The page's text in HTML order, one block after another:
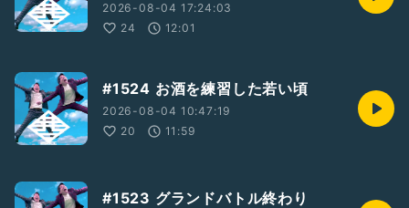
2026-08-04 17:24:03
24
12:01
#1524 お酒を練習した若い頃
2026-08-04 10:47:19
20
11:59
#1523 グランドバトル終わり